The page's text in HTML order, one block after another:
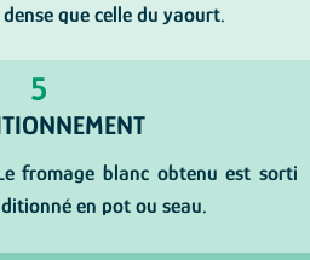
que celle du yaourt.
5
fromage blanc obtenu est sorti
en pot ou seau.